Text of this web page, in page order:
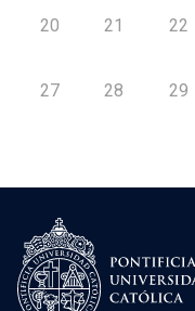
20 21 22
27 28 29